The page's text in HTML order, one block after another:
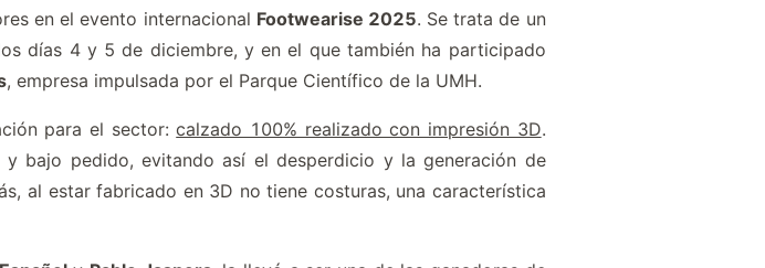
en el evento internacional Footwearise 2025. Se trata de un
días 4 y 5 de diciembre, y en el que también ha participado
, empresa impulsada por el Parque Científico de la UMH.
para el sector:calzado 100% realizado con impresión 3D.
bajo pedido, evitando así el desperdicio y la generación de
al estar fabricado en 3D no tiene costuras, una característica